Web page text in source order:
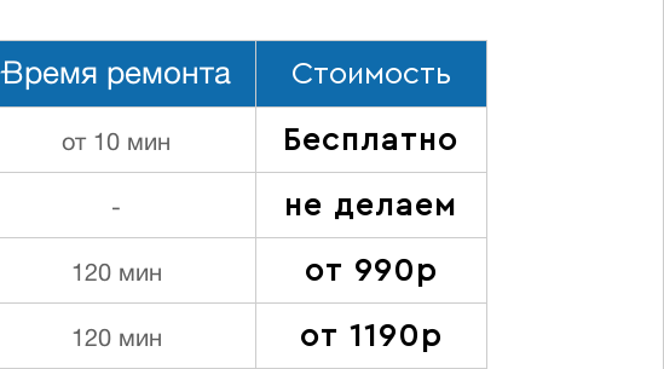
Время ремонта Стоимость
от 10 мин Бесплатно
- не делаем
120 мин от 990р
120 мин от 1190р